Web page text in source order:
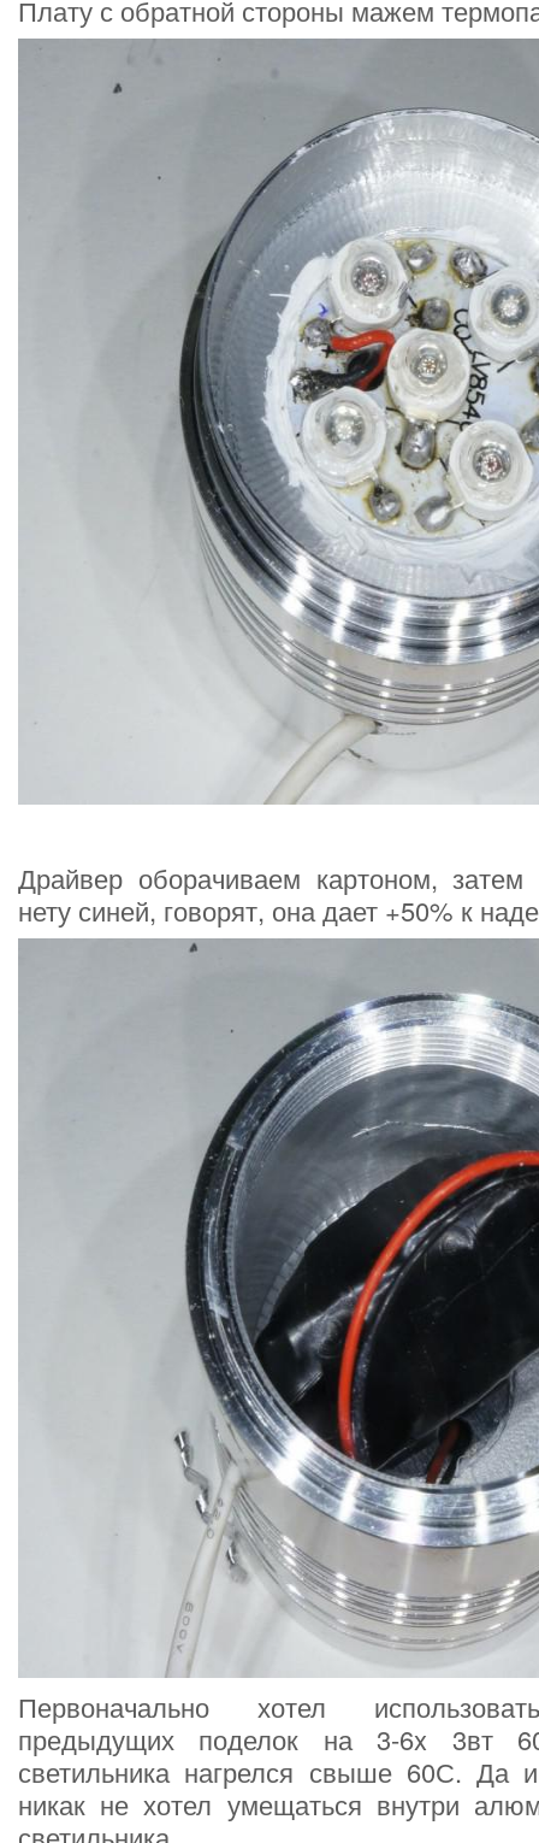
Плату с обратной стороны мажем
Драйвер оборачиваем картоном, затем
нету синей, говорят, она дает +50% к
Первоначально хотел
предыдущих поделок на 3-6x 3вт
светильника нагрелся свыше 60С.
никак не хотел умещаться внутри